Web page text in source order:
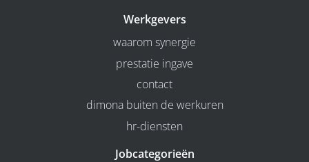
Werkgevers
waarom synergie
prestatie ingave
contact
dimona buiten de werkuren
hr-diensten
Jobcategorieën